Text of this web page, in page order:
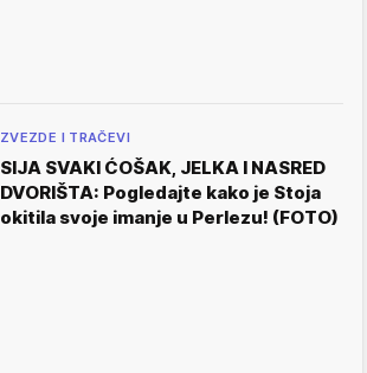
ZVEZDE I TRAČEVI
SIJA SVAKI ĆOŠAK, JELKA I NASRED
DVORIŠTA: Pogledajte kako je Stoja
okitila svoje imanje u Perlezu! (FOTO)